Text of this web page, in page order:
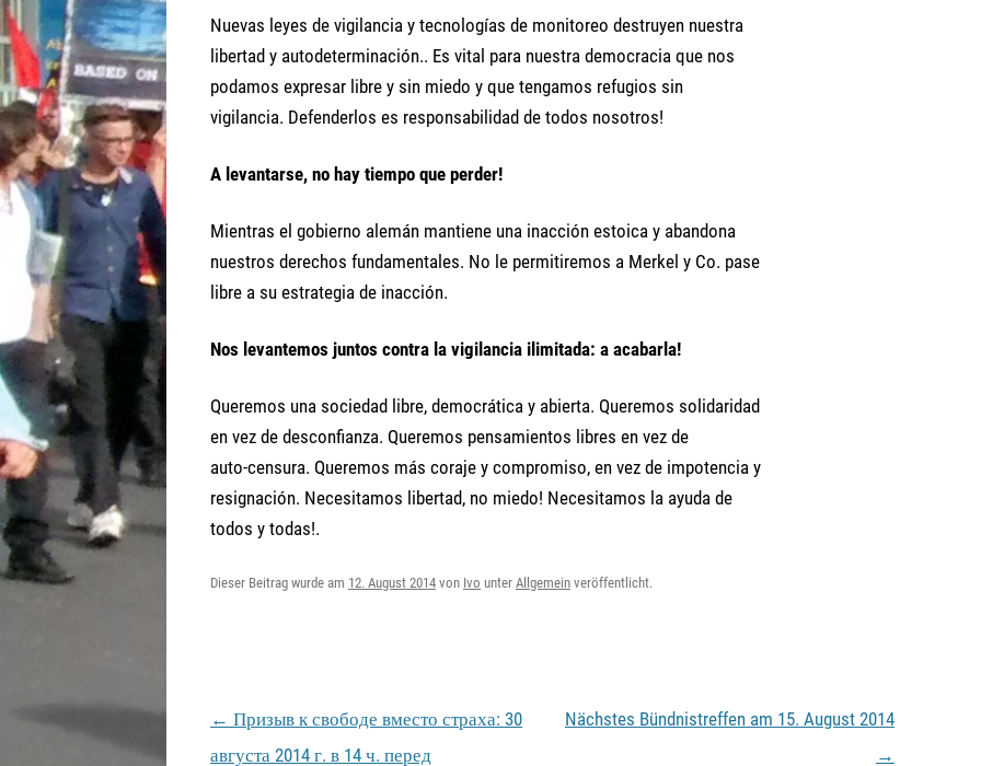
Nuevas leyes de vigilancia y tecnologías de monitoreo destruyen nuestra
libertad y autodeterminación.. Es vital para nuestra democracia que nos
podamos expresar libre y sin miedo y que tengamos refugios sin
vigilancia. Defenderlos es responsabilidad de todos nosotros!
A levantarse, no hay tiempo que perder!
Mientras el gobierno alemán mantiene una inacción estoica y abandona
nuestros derechos fundamentales. No le permitiremos a Merkel y Co. pase
libre a su estrategia de inacción.
Nos levantemos juntos contra la vigilancia ilimitada: a acabarla!
Queremos una sociedad libre, democrática y abierta. Queremos solidaridad
en vez de desconfianza. Queremos pensamientos libres en vez de
auto-censura. Queremos más coraje y compromiso, en vez de impotencia y
resignación. Necesitamos libertad, no miedo! Necesitamos la ayuda de
todos y todas!.
Dieser Beitrag wurde am 12. August 2014 von Ivo unter Allgemein veröffentlicht.
Beitragsnavigation
← Призыв к свободе вместо страха: 30
августа 2014 г. в 14 ч. перед
Nächstes Bündnistreffen am 15. August 2014
→